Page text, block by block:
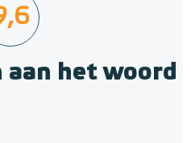
het woord